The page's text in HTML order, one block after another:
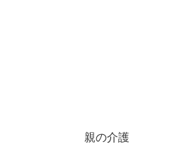
親の介護